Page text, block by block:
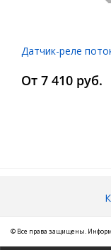
Датчик-реле
От 7 410 руб.
© Все права защищены.